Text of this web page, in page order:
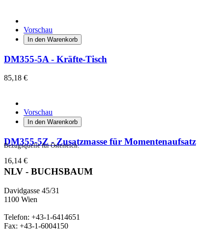
Vorschau
In den Warenkorb
DM355-5A - Kräfte-Tisch
85,18 €
Vorschau
In den Warenkorb
DM355-5Z - Zusatzmasse für Momentenaufsatz
16,14 €
Bezugsquelle für Österreich:
NLV - BUCHSBAUM
Davidgasse 45/31
1100 Wien
Telefon: +43-1-6414651
Fax: +43-1-6004150